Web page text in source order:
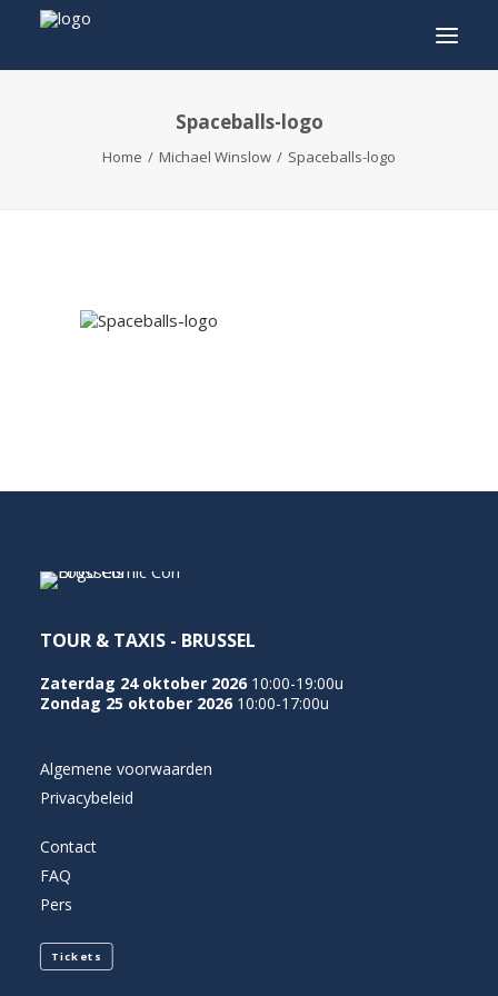
INFO
PROGRAMMA
Spaceballs-logo
Home Michael Winslow Spaceballs-logo
TOUR & TAXIS - BRUSSEL
Zaterdag 24 oktober 2026 10:00-19:00u
Zondag 25 oktober 2026 10:00-17:00u
Algemene voorwaarden
Privacybeleid
Contact
FAQ
Pers
Tickets